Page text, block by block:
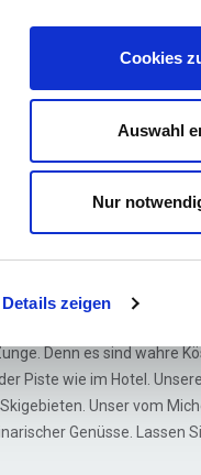
Details zeigen
Cookies
Auswahl
Nur
Denn es sind wahre
Piste wie im Hotel.
Unser vom
Genüsse. Lassen